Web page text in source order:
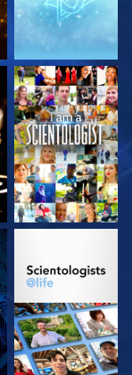
KIJK
VERKEN DE SERIE